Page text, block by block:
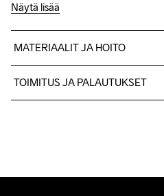
Näytä lisää
MATERIAALIT JA HOITO
TOIMITUS JA PALAUTUKSET
kysymyksiisi.